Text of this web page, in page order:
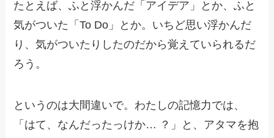
たとえば、ふと浮かんだ「アイデア」とか、ふと
気がついた「To Do」とか。いちど思い浮かんだ
り、気がついたりしたのだから覚えていられるだ
ろう。
というのは大間違いで。わたしの記憶力では、
「はて、なんだったっけか… ？」と、アタマを抱